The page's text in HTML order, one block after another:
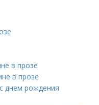
в прозе
в прозе
днем рождения